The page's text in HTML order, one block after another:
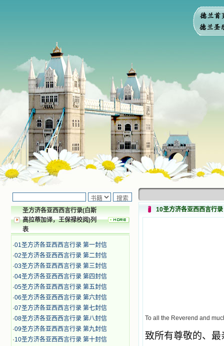
圣方济各亚西西言行录(白斯
高拉蒂加译，王保禄校阅)列
表
·01圣方济各亚西西言行录 第一封信
·02圣方济各亚西西言行录 第二封信
·03圣方济各亚西西言行录 第三封信
·04圣方济各亚西西言行录 第四封信
·05圣方济各亚西西言行录 第五封信
·06圣方济各亚西西言行录 第六封信
·07圣方济各亚西西言行录 第七封信
·08圣方济各亚西西言行录 第八封信
·09圣方济各亚西西言行录 第九封信
·10圣方济各亚西西言行录 第十封信
10圣方济各亚西西言行
To all the Reverend and
致所有尊敬的、